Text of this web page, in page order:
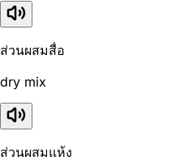
ส่วนผสมสื่อ
dry mix
ส่วนผสมแห้ง